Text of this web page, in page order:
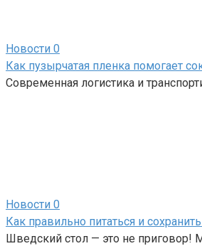
Новости 0
Как пузырчатая пленка помогает
Современная логистика и
Новости 0
Как правильно питаться и
Шведский стол — это не приговор!